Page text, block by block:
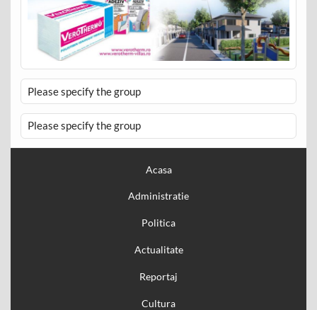
Please specify the group
Please specify the group
Acasa
Administratie
Politica
Actualitate
Reportaj
Cultura